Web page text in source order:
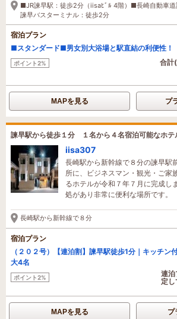
■JR諫早駅：徒歩2分（iisaﾋﾞﾙ 4階）■長崎自動車
諫早バスターミナル：徒歩2分
宿泊プラン
■スタンダード■男女別大浴場と駅直結の利便
ポイント2% 合計
MAPを見る プ
諫早駅から徒歩１分 １名から４名宿泊可能なホテ
iisa307
長崎駅から新幹線で８分の諫早駅
所に、ビジネスマン・観光・ご家
るホテルが令和７年７月に完成し
処があり非常に便利な場所です。
長崎駅から新幹線で８分
宿泊プラン
（２０２号）【連泊割】諫早駅徒歩1分｜キッチン
大4名
ポイント2%
連泊
定
MAPを見る プ